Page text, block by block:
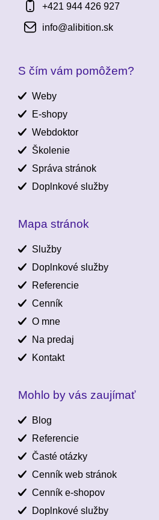
+421 944 426 927
info@alibition.sk
S čím vám pomôžem?
Weby
E-shopy
Webdoktor
Školenie
Správa stránok
Doplnkové služby
Mapa stránok
Služby
Doplnkové služby
Referencie
Cenník
O mne
Na predaj
Kontakt
Mohlo by vás zaujímať
Blog
Referencie
Časté otázky
Cenník web stránok
Cenník e-shopov
Doplnkové služby